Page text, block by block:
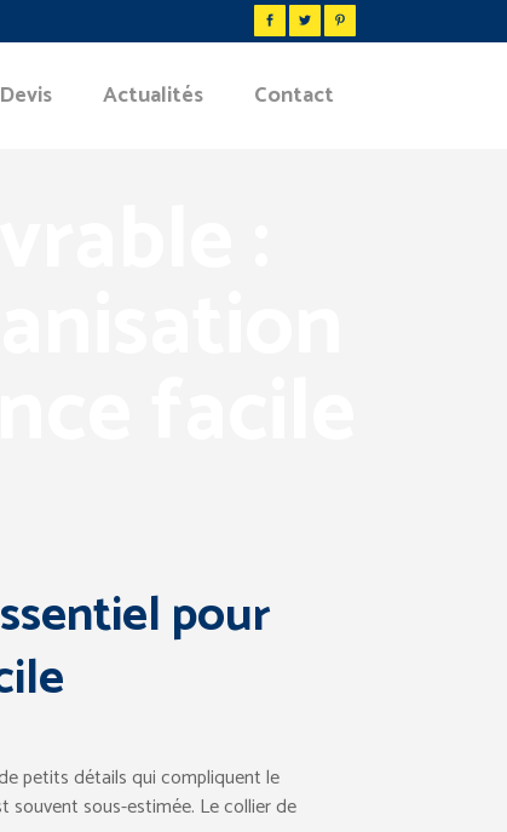
Devis Actualités Contact
pour
petits détails qui compliquent le
souvent sous-estimée. Le collier de